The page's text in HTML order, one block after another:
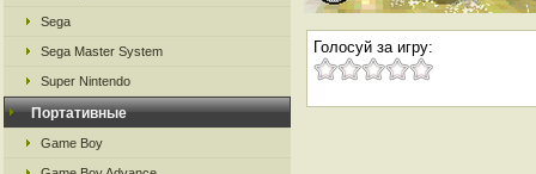
Sega
Sega Master System
Super Nintendo
Портативные
Game Boy
Голосуй за игру: